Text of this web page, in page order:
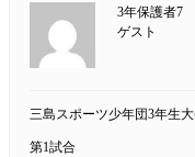
3年保護者7
ゲスト
三島スポーツ少年団3年生
第1試合